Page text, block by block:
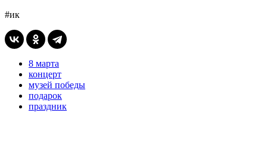
#ик
8 марта
концерт
музей победы
подарок
праздник